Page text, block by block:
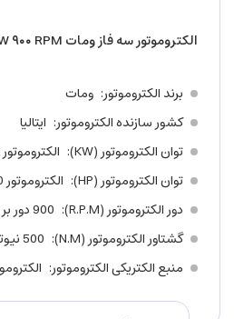
الکتروموتور سه فاز ومات VTB ۴۵KW ۹۰۰ RPM
برند الکتروموتور ومات
کشور سازنده الکتروموتور ایتالیا
توان الکتروموتور (KW)
الکتروموتور 45 کیلووات
توان الکتروموتور (HP)
الکتروموتور 60 اسب بخار
دور الکتروموتور (R.P.M)
900 دور بر دقیقه
گشتاور الکتروموتور (N.M)
500 نیوتن متر
منبع الکتریکی الکتروموتور